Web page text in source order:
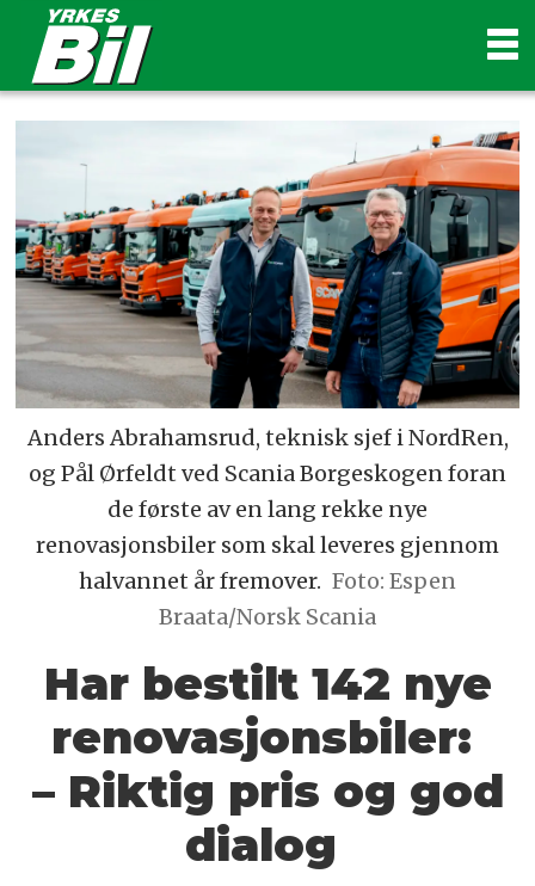
Anders Abrahamsrud, teknisk sjef i NordRen,
og Pål Ørfeldt ved Scania Borgeskogen foran
de første av en lang rekke nye
renovasjonsbiler som skal leveres gjennom
halvannet år fremover. Foto: Espen
Braata/Norsk Scania
Har bestilt 142 nye
renovasjonsbiler:
– Riktig pris og god
dialog